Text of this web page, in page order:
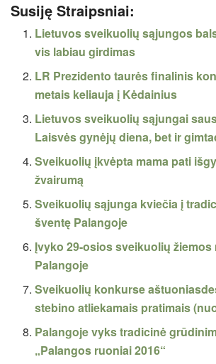
Susiję Straipsniai:
Lietuvos sveikuolių sąjungos
vis labiau girdimas
LR Prezidento taurės finalinis
metais keliauja į Kėdainius
Lietuvos sveikuolių sąjungai
Laisvės gynėjų diena, bet ir
Sveikuolių įkvėpta mama pati
žvairumą
Sveikuolių sąjunga kviečia į
šventę Palangoje
Įvyko 29-osios sveikuolių žiemos
Palangoje
Sveikuolių konkurse
stebino atliekamais pratimais
Palangoje vyks tradicinė
„Palangos ruoniai 2016“